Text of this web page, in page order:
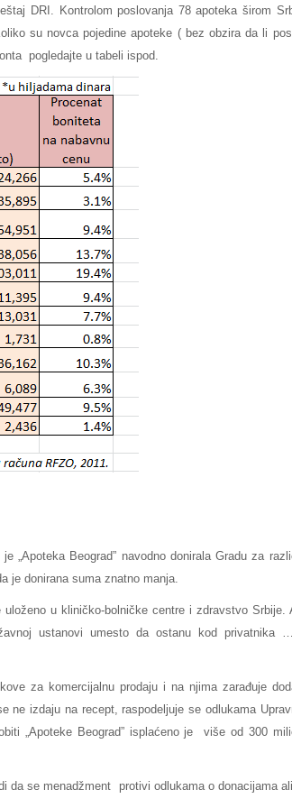
DRI. Kontrolom poslovanja 78 apoteka širom
su novca pojedine apoteke ( bez obzira da li
pogledajte u tabeli ispod.
„Apoteka Beograd” navodno donirala Gradu za
je donirana suma znatno manja.
u kliničko-bolničke centre i zdravstvo Srbije.
ustanovi umesto da ostanu kod privatnika
za komercijalnu prodaju i na njima zarađuje
ne izdaju na recept, raspodeljuje se odlukama
„Apoteke Beograd” isplaćeno je više od 300
da se menadžment protivi odlukama o donacijama